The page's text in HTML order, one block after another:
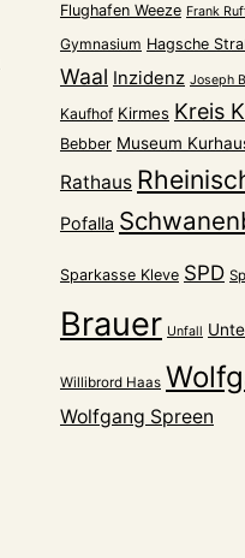
Flughafen Weeze Frank
Gymnasium Hagsche
Waal Inzidenz Joseph
Kaufhof Kirmes Kreis
Bebber Museum
Rathaus
Pofalla
Sparkasse Kleve SPD
Brauer Unfall
Willibrord Haas
Wolfgang Spreen